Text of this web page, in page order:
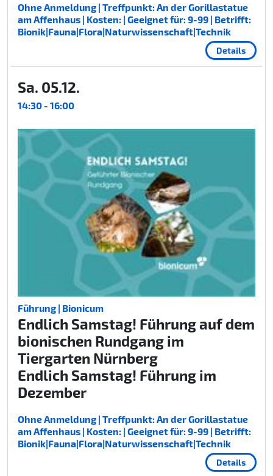
Ohne Anmeldung | Treffpunkt: An der Gorillastatue
am Affenhaus | Kosten: | Geeignet für: 9-99 | Betrifft:
Bionik|Fauna|Flora|Naturwissenschaft|Technik
Details
Sa. 05.12.
14:30 - 16:00
Führung | Bionicum
Endlich Samstag! Führung auf dem
bionischen Rundgang im
Tiergarten Nürnberg
Endlich Samstag! Führung im
Dezember
Ohne Anmeldung | Treffpunkt: An der Gorillastatue
am Affenhaus | Kosten: | Geeignet für: 9-99 | Betrifft:
Bionik|Fauna|Flora|Naturwissenschaft|Technik
Details